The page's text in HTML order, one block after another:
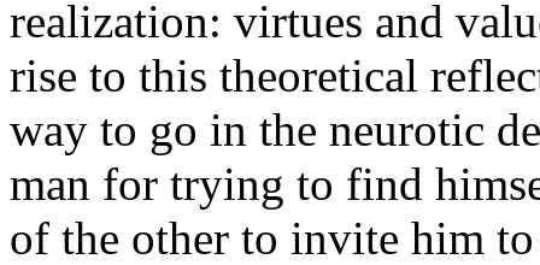
realization: virtues and
rise to this theoretical
way to go in the neurotic
man for trying to find
of the other to invite him